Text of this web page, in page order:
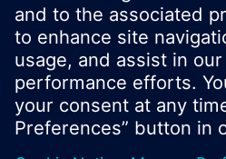
© Siemens Switzerland Ltd.
I prodotti e i pressi possono